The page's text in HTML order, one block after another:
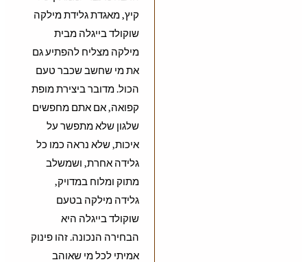
קיץ, מאגדת גלידת מילקה
שוקולד בייגלה מבית
מילקה מצליח להפתיע גם
את מי שחשב שכבר טעם
הכול. מדובר ביצירת מופת
קפואה, אם אתם מחפשים
שלגון שלא מתפשר על
איכות, שלא נראה כמו כל
גלידה אחרת, ושמשלב
מתוק ומלוח במדויק,
גלידה מילקה בטעם
שוקולד בייגלה היא
הבחירה הנכונה. זהו פינוק
אמיתי לכל מי שאוהב